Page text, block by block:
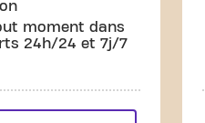
moment dans
24h/24 et 7j/7